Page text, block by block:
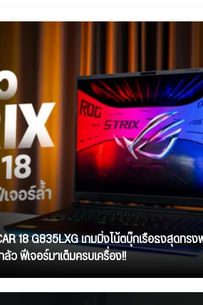
18 G835LXG เกมมิ่งโน้ตบุ๊กเรือธงสุดทร
ว ฟีเจอร์มาเต็มครบเครื่อง!!